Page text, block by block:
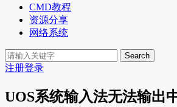
CMD教程
资源分享
网络系统
Search
注册登录
UOS系统输入法无法输出